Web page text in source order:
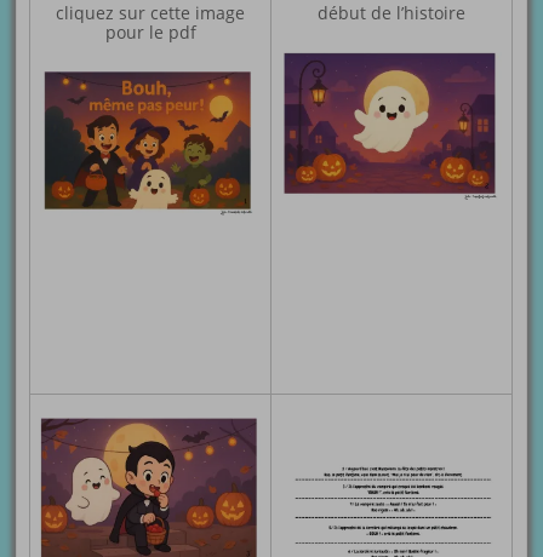
cliquez sur cette image
pour le pdf
début de l’histoire